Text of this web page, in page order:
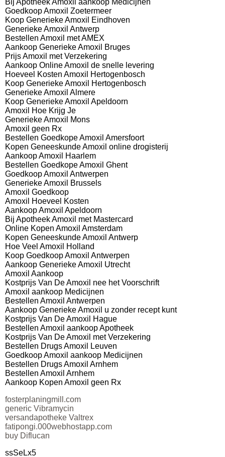
Bij Apotheek Amoxil aankoop Medicijnen
Goedkoop Amoxil Zoetermeer
Koop Generieke Amoxil Eindhoven
Generieke Amoxil Antwerp
Bestellen Amoxil met AMEX
Aankoop Generieke Amoxil Bruges
Prijs Amoxil met Verzekering
Aankoop Online Amoxil de snelle levering
Hoeveel Kosten Amoxil Hertogenbosch
Koop Generieke Amoxil Hertogenbosch
Generieke Amoxil Almere
Koop Generieke Amoxil Apeldoorn
Amoxil Hoe Krijg Je
Generieke Amoxil Mons
Amoxil geen Rx
Bestellen Goedkope Amoxil Amersfoort
Kopen Geneeskunde Amoxil online drogisterij
Aankoop Amoxil Haarlem
Bestellen Goedkope Amoxil Ghent
Goedkoop Amoxil Antwerpen
Generieke Amoxil Brussels
Amoxil Goedkoop
Amoxil Hoeveel Kosten
Aankoop Amoxil Apeldoorn
Bij Apotheek Amoxil met Mastercard
Online Kopen Amoxil Amsterdam
Kopen Geneeskunde Amoxil Antwerp
Hoe Veel Amoxil Holland
Koop Goedkoop Amoxil Antwerpen
Aankoop Generieke Amoxil Utrecht
Amoxil Aankoop
Kostprijs Van De Amoxil nee het Voorschrift
Amoxil aankoop Medicijnen
Bestellen Amoxil Antwerpen
Aankoop Generieke Amoxil u zonder recept kunt
Kostprijs Van De Amoxil Hague
Bestellen Amoxil aankoop Apotheek
Kostprijs Van De Amoxil met Verzekering
Bestellen Drugs Amoxil Leuven
Goedkoop Amoxil aankoop Medicijnen
Bestellen Drugs Amoxil Arnhem
Bestellen Amoxil Arnhem
Aankoop Kopen Amoxil geen Rx
fosterplaningmill.com
generic Vibramycin
versandapotheke Valtrex
fatipongi.000webhostapp.com
buy Diflucan
ssSeLx5